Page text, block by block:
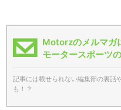
Motorzのメルマガ
モータースポーツ
記事には載せられない編集部の裏話
も！？